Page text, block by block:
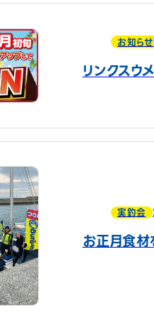
お知らせ
リンクスウ
実釣会
お正月食材